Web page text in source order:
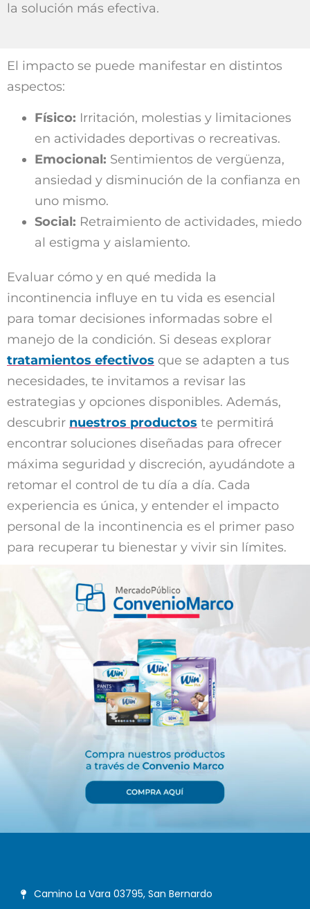
la solución más efectiva.
El impacto se puede manifestar en distintos
aspectos:
Físico: Irritación, molestias y limitaciones
en actividades deportivas o recreativas.
Emocional: Sentimientos de vergüenza,
ansiedad y disminución de la confianza en
uno mismo.
Social: Retraimiento de actividades, miedo
al estigma y aislamiento.
Evaluar cómo y en qué medida la
incontinencia influye en tu vida es esencial
para tomar decisiones informadas sobre el
manejo de la condición. Si deseas explorar
tratamientos efectivos que se adapten a tus
necesidades, te invitamos a revisar las
estrategias y opciones disponibles. Además,
descubrir nuestros productos te permitirá
encontrar soluciones diseñadas para ofrecer
máxima seguridad y discreción, ayudándote a
retomar el control de tu día a día. Cada
experiencia es única, y entender el impacto
personal de la incontinencia es el primer paso
para recuperar tu bienestar y vivir sin límites.
Camino La Vara 03795, San Bernardo